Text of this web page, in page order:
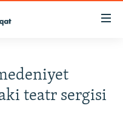
teatr sergisi